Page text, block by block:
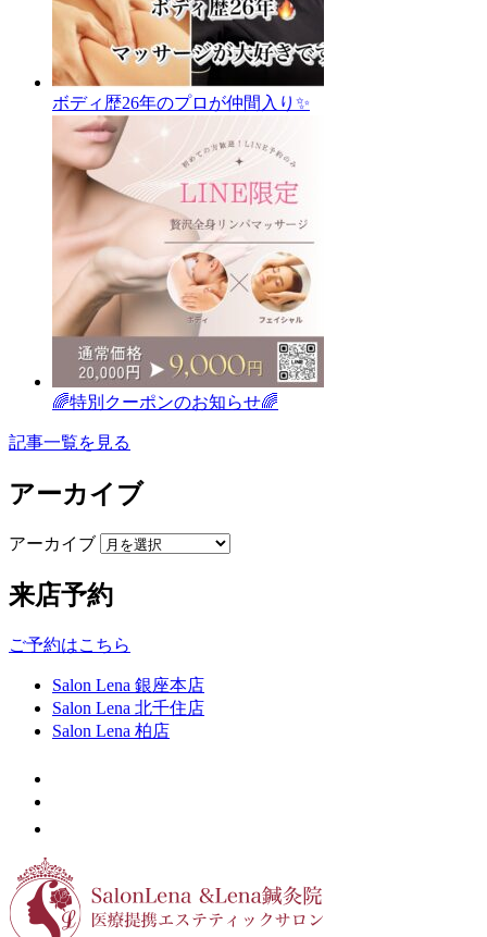
ボディ歴26年のプロが仲間入り✨
🌈特別クーポンのお知らせ🌈
記事一覧を見る
アーカイブ
アーカイブ
来店予約
ご予約はこちら
Salon Lena 銀座本店
Salon Lena 北千住店
Salon Lena 柏店